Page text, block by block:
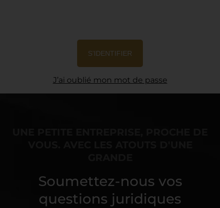
S’IDENTIFIER
J’ai oublié mon mot de passe
Soumettez-nous vos
questions juridiques